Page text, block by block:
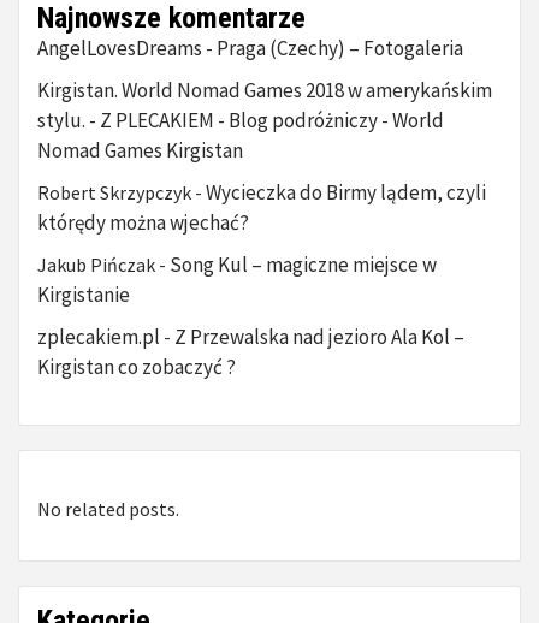
Najnowsze komentarze
AngelLovesDreams - Praga (Czechy) – Fotogaleria
Kirgistan. World Nomad Games 2018 w amerykańskim
stylu. - Z PLECAKIEM - Blog podróżniczy - World
Nomad Games Kirgistan
Robert Skrzypczyk - Wycieczka do Birmy lądem, czyli
którędy można wjechać?
Jakub Pińczak - Song Kul – magiczne miejsce w
Kirgistanie
zplecakiem.pl - Z Przewalska nad jezioro Ala Kol –
Kirgistan co zobaczyć ?
No related posts.